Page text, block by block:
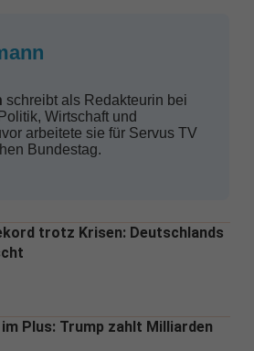
schreibt als Redakteurin bei
Wirtschaft und
arbeitete sie für Servus TV
Bundestag.
trotz Krisen: Deutschlands
im Plus: Trump zahlt Milliarden